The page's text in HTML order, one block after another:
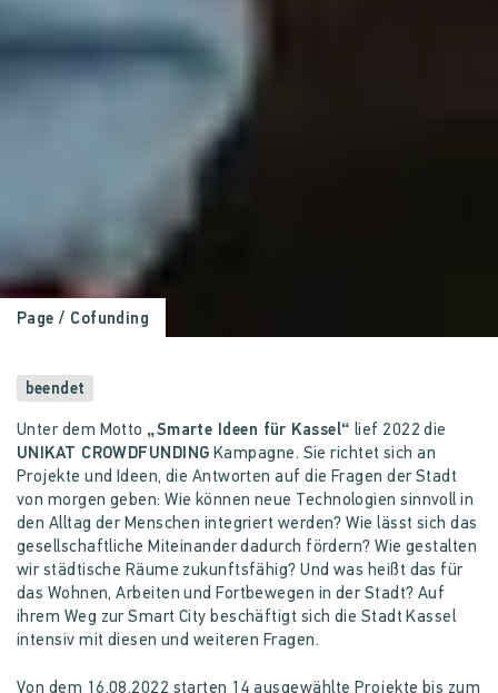
Page / Cofunding
beendet
Unter dem Motto „Smarte Ideen für Kassel“ lief 2022 die
UNIKAT CROWDFUNDING Kampagne. Sie richtet sich an
Projekte und Ideen, die Antworten auf die Fragen der Stadt
von morgen geben: Wie können neue Technologien sinnvoll in
den Alltag der Menschen integriert werden? Wie lässt sich das
gesellschaftliche Miteinander dadurch fördern? Wie gestalten
wir städtische Räume zukunftsfähig? Und was heißt das für
das Wohnen, Arbeiten und Fortbewegen in der Stadt? Auf
ihrem Weg zur Smart City beschäftigt sich die Stadt Kassel
intensiv mit diesen und weiteren Fragen.
Von dem 16.08.2022 starten 14 ausgewählte Projekte bis zum